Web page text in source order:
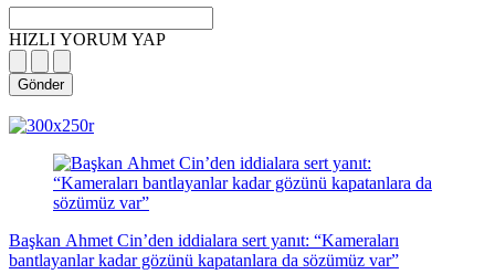
HIZLI YORUM YAP
Gönder
haberleri
haberleri
haberleri
dakika
haberleri
dakika
haberler
haberleri
dakika
haberleri
haberler
haberler
haberleri
haberleri
haberleri
Başkan Ahmet Cin’den iddialara sert yanıt: “Kameraları
bantlayanlar kadar gözünü kapatanlara da sözümüz var”